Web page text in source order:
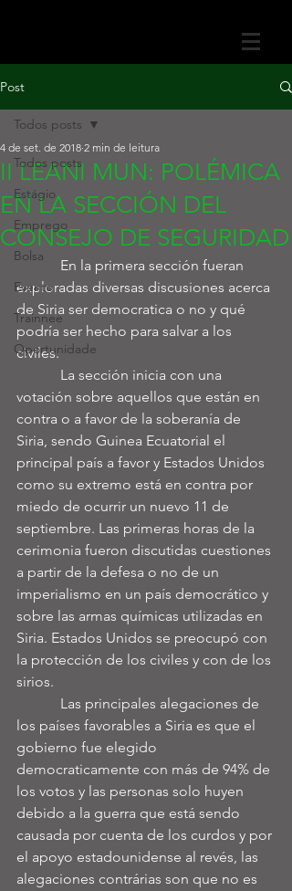
Post
Todos posts
Estágio
Emprego
Bolsa
Evento
Trainnee
Oportunidade
Todos posts
II LEANI MUN: POLÉMICA
EN LA SECCIÓN DEL
CONSEJO DE SEGURIDAD
4 de set. de 2018 2 min de leitura
En la primera sección fueran
exploradas diversas discusiones acerca
de Siria ser democratica o no y qué
podría ser hecho para salvar a los
civiles.
La sección inicia con una
votación sobre aquellos que están en
contra o a favor de la soberanía de
Siria, sendo Guinea Ecuatorial el
principal país a favor y Estados Unidos
como su extremo está en contra por
miedo de ocurrir un nuevo 11 de
septiembre. Las primeras horas de la
cerimonia fueron discutidas cuestiones
a partir de la defesa o no de un
imperialismo en un país democrático y
sobre las armas químicas utilizadas en
Siria. Estados Unidos se preocupó con
la protección de los civiles y con de los
sirios.
Las principales alegaciones de
los países favorables a Siria es que el
gobierno fue elegido
democraticamente con más de 94% de
los votos y las personas solo huyen
debido a la guerra que está sendo
causada por cuenta de los curdos y por
el apoyo estadounidense al revés, las
alegaciones contrárias son que no es